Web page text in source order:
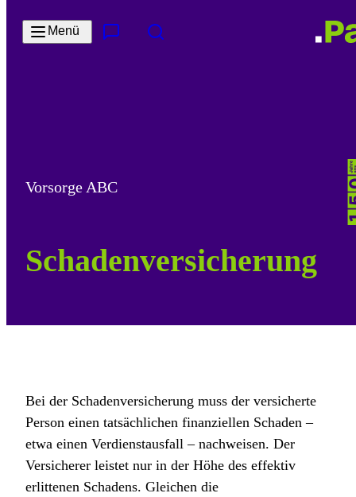
Menü
Vorsorge ABC
Schadenversicherung
Bei der Schadenversicherung muss der versicherte
Person einen tatsächlichen finanziellen Schaden –
etwa einen Verdienstausfall – nachweisen. Der
Versicherer leistet nur in der Höhe des effektiv
erlittenen Schadens. Gleichen die